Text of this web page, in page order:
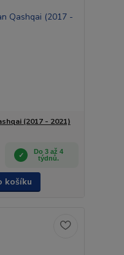
(2017 - 2021)
Do 3 až 4
týdnů.
košíku